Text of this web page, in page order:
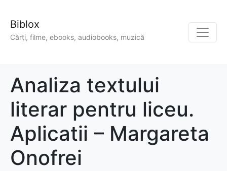
Biblox
Cărți, filme, ebooks, audiobooks, muzică
Analiza textului
literar pentru liceu.
Aplicatii – Margareta
Onofrei